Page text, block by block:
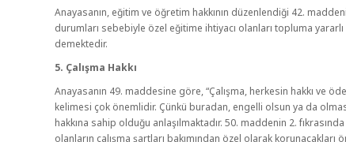
Anayasanın, eğitim ve öğretim hakkının düzenlendiği 42.
durumları sebebiyle özel eğitime ihtiyacı olanları topluma yararlı
demektedir.
5. Çalışma Hakkı
Anayasanın 49. maddesine göre, “Çalışma, herkesin hakkı ve
kelimesi çok önemlidir. Çünkü buradan, engelli olsun ya da
hakkına sahip olduğu anlaşılmaktadır. 50. maddenin 2.
olanların çalışma şartları bakımından özel olarak korunacakları